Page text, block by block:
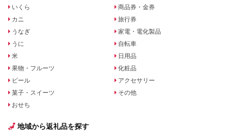
いくら
カニ
うなぎ
うに
米
果物・フルーツ
ビール
菓子・スイーツ
おせち
商品券・金券
旅行券
家電・電化製品
自転車
日用品
化粧品
アクセサリー
その他
地域から返礼品を探す